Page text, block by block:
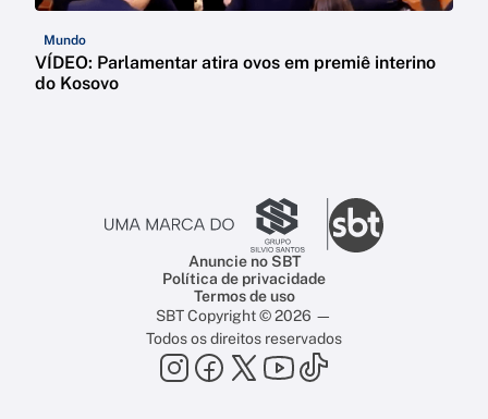
Mundo
VÍDEO: Parlamentar atira ovos em premiê interino
do Kosovo
Anuncie no SBT
Política de privacidade
Termos de uso
SBT Copyright © 2026 —
Todos os direitos reservados